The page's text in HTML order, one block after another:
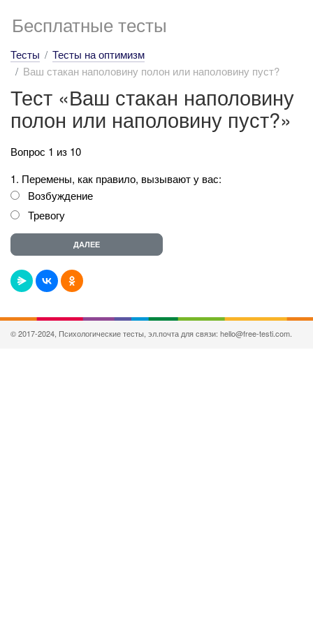
Бесплатные тесты
Тесты
Тесты на оптимизм
Ваш стакан наполовину полон или наполовину пуст?
Тест «Ваш стакан наполовину
полон или наполовину пуст?»
Вопрос 1 из 10
1. Перемены, как правило, вызывают у вас:
Возбуждение
Тревогу
© 2017-2024, Психологические тесты, эл.почта для связи: hello@free-testi.com.